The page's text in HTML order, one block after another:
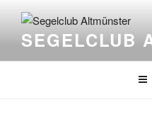
Inhalt
springenSEGELCLUB